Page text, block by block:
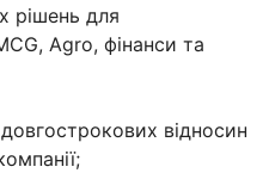
рішень для
Agro, фінанси та
відносин